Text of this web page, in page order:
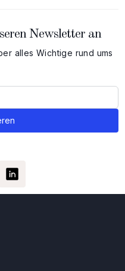
Newsletter an
alles Wichtige rund ums